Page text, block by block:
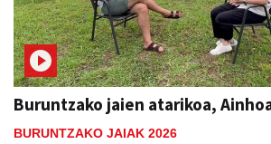
Buruntzako jaien atarikoa,
BURUNTZAKO JAIAK 2026